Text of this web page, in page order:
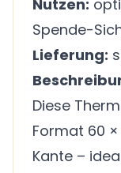
Nutzen:
Spende-
Lieferung:
Diese
Format 60
Kante –